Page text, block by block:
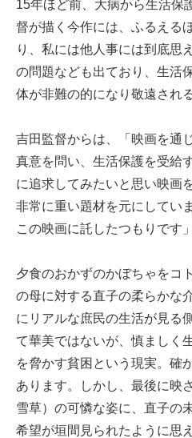
15年ほど前、大病から生活保
督が描く今作には、ふるえる
り、私には他人事には到底思
の問題なども出ており、生活
体が非難の的になり敬遠され
吉田監督からは、「映画を通
真意を問い、生活保護を受給
に追求してみたいと思い映画
非常に重い題材を元にしてい
この映画に託したつもりです
夕食のおかずのかぼちゃをコ
の母に対する直子の柔らかな
にリアルな庶民の生活が見る
て華美ではないが、慎ましく
を脅かす貧困という現実。確
あります。しかし、最後に映
雪草）の可憐な姿に、直子の
希望が垣間見られたように思